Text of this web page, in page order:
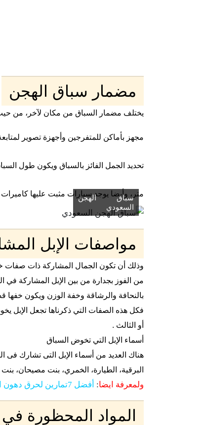
مضمار سباق الهجن
يختلف مضمار السباق من مكان لآخر، من
مجهز بأماكن للمتفرجين وأجهزة تصوير
متر، وأيضا يوجد سيارات مثبت عليها
سباق الهجن
السعودي
مواصفات الإبل
وذلك أن تكون الجمال المشاركة ذات صفات
بالنحافة والرشاقة وخفة الوزن ويكون
فكل هذه الصفات التي ذكرناها تجعل الإبل
أو الثالث .
أسماء الإبل التي تخوض السباق
هناك العديد من أسماء الإبل التى تشارك فى
البرقية، الطيارة، الخمري، بنت مصيحان، بنت
ولمعرفة ايضا: أفضل 7تمارين لحرق دهون الجسم
المواد المحظورة